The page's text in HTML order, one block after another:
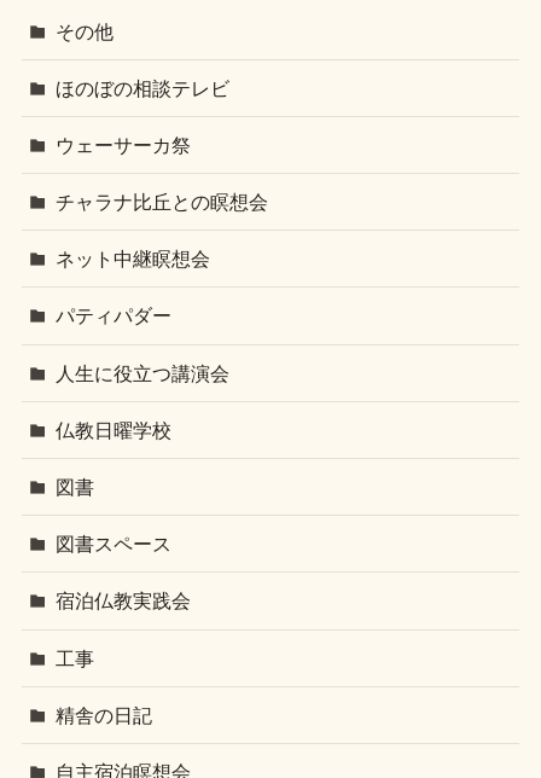
その他
ほのぼの相談テレビ
ウェーサーカ祭
チャラナ比丘との瞑想会
ネット中継瞑想会
パティパダー
人生に役立つ講演会
仏教日曜学校
図書
図書スペース
宿泊仏教実践会
工事
精舎の日記
自主宿泊瞑想会